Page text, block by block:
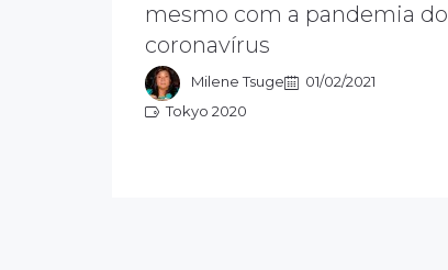
mesmo com a pandemia do
coronavírus
Milene Tsuge
01/02/2021
Tokyo 2020
2020 em Tóquio, não está em
discussão no momento, afirmou o
presidente do Comitê Olímpico
Internacional, Thomas Bach